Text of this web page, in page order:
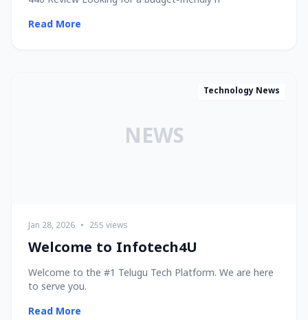
Read More
NEWS
Technology News
Jan 28, 2026 • 255 views
Welcome to Infotech4U
Welcome to the #1 Telugu Tech Platform. We are here
to serve you.
Read More